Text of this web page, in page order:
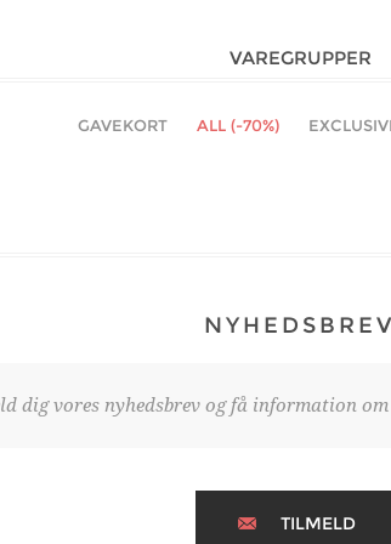
VAREGRUPPER
GAVEKORT ALL (-70%)
NYHEDSBREV
dig vores nyhedsbrev og få information
TILMELD